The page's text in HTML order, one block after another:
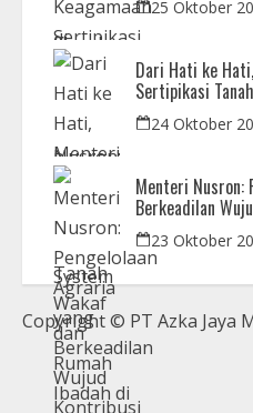
25 Oktober
Dari Hati ke
Sertipikasi
di Kaltim
24 Oktober
Menteri Nusron:
Berkeadilan
Setahun
23 Oktober
Copyright © PT Azka Jaya